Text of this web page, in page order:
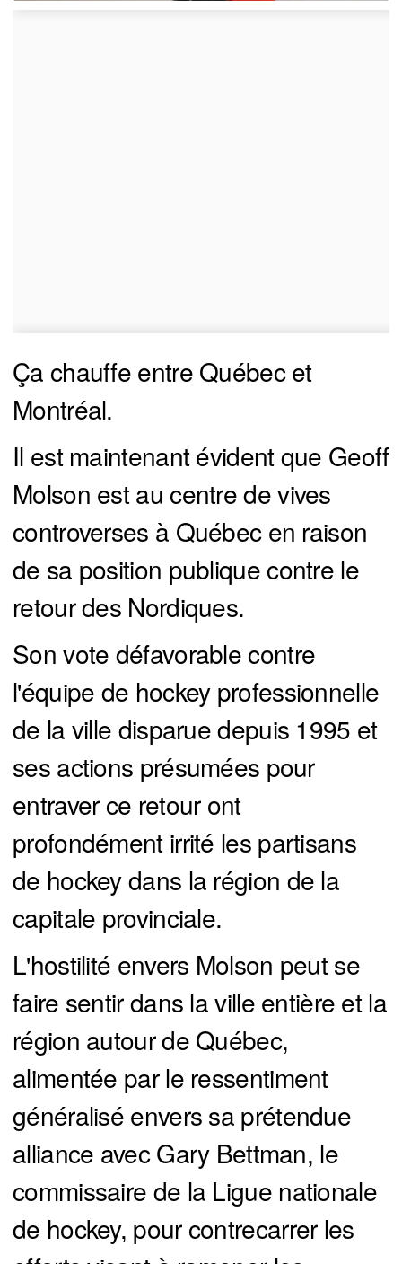
Ça chauffe entre Québec et
Montréal.
Il est maintenant évident que Geoff
Molson est au centre de vives
controverses à Québec en raison
de sa position publique contre le
retour des Nordiques.
Son vote défavorable contre
l'équipe de hockey professionnelle
de la ville disparue depuis 1995 et
ses actions présumées pour
entraver ce retour ont
profondément irrité les partisans
de hockey dans la région de la
capitale provinciale.
L'hostilité envers Molson peut se
faire sentir dans la ville entière et la
région autour de Québec,
alimentée par le ressentiment
généralisé envers sa prétendue
alliance avec Gary Bettman, le
commissaire de la Ligue nationale
de hockey, pour contrecarrer les